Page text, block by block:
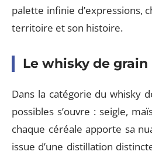
palette infinie d’expressions,
territoire et son histoire.
Le whisky de grain
Dans la catégorie du whisky
possibles s’ouvre : seigle,
chaque céréale apporte sa
issue d’une distillation